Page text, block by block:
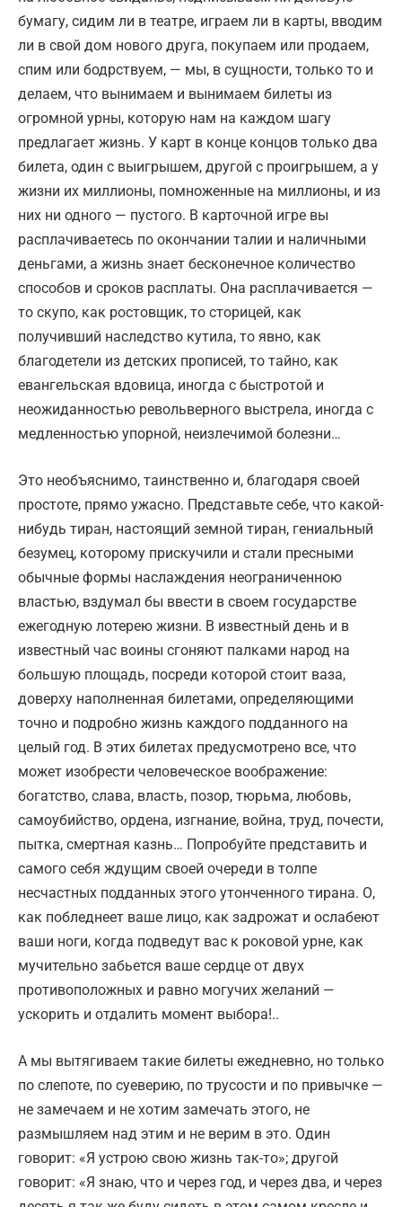
бумагу, сидим ли в театре, играем ли в карты, вводим
ли в свой дом нового друга, покупаем или продаем,
спим или бодрствуем, — мы, в сущности, только то и
делаем, что вынимаем и вынимаем билеты из
огромной урны, которую нам на каждом шагу
предлагает жизнь. У карт в конце концов только два
билета, один с выигрышем, другой с проигрышем, а у
жизни их миллионы, помноженные на миллионы, и из
них ни одного — пустого. В карточной игре вы
расплачиваетесь по окончании талии и наличными
деньгами, а жизнь знает бесконечное количество
способов и сроков расплаты. Она расплачивается —
то скупо, как ростовщик, то сторицей, как
получивший наследство кутила, то явно, как
благодетели из детских прописей, то тайно, как
евангельская вдовица, иногда с быстротой и
неожиданностью револьверного выстрела, иногда с
медленностью упорной, неизлечимой болезни…
Это необъяснимо, таинственно и, благодаря своей
простоте, прямо ужасно. Представьте себе, что какой-
нибудь тиран, настоящий земной тиран, гениальный
безумец, которому прискучили и стали пресными
обычные формы наслаждения неограниченною
властью, вздумал бы ввести в своем государстве
ежегодную лотерею жизни. В известный день и в
известный час воины сгоняют палками народ на
большую площадь, посреди которой стоит ваза,
доверху наполненная билетами, определяющими
точно и подробно жизнь каждого подданного на
целый год. В этих билетах предусмотрено все, что
может изобрести человеческое воображение:
богатство, слава, власть, позор, тюрьма, любовь,
самоубийство, ордена, изгнание, война, труд, почести,
пытка, смертная казнь… Попробуйте представить и
самого себя ждущим своей очереди в толпе
несчастных подданных этого утонченного тирана. О,
как побледнеет ваше лицо, как задрожат и ослабеют
ваши ноги, когда подведут вас к роковой урне, как
мучительно забьется ваше сердце от двух
противоположных и равно могучих желаний —
ускорить и отдалить момент выбора!..
А мы вытягиваем такие билеты ежедневно, но только
по слепоте, по суеверию, по трусости и по привычке —
не замечаем и не хотим замечать этого, не
размышляем над этим и не верим в это. Один
говорит: «Я устрою свою жизнь так-то»; другой
говорит: «Я знаю, что и через год, и через два, и через